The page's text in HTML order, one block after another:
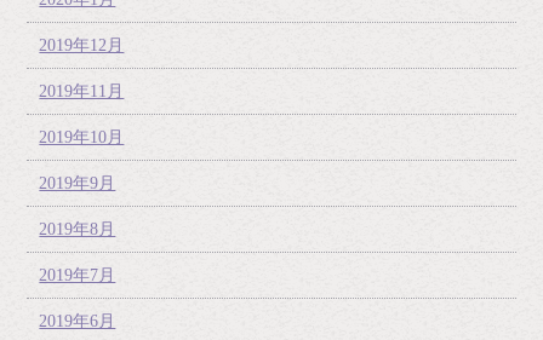
2019年12月
2019年11月
2019年10月
2019年9月
2019年8月
2019年7月
2019年6月